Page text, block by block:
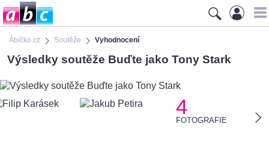
Ábíčko.cz Soutěže Vyhodnocení
Výsledky soutěže Buďte jako Tony Stark
4
FOTOGRAFIE